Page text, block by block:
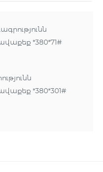
*380*71#
*380*301#